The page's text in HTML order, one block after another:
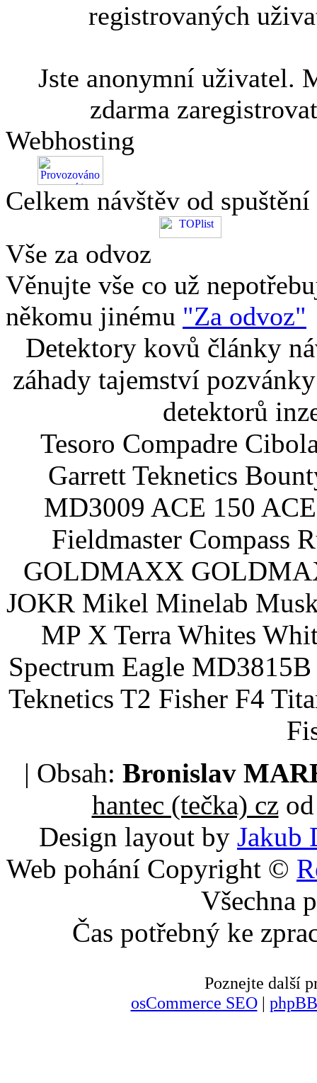
registrovaných
Jste anonymní uživatel.
zdarma
Webhosting
Celkem návštěv od
Vše za odvoz
Věnujte vše co už
někomu jinému "Za odvoz"
Detektory kovů články
záhady tajemství
detektorů
Tesoro Compadre
Garrett Teknetics
MD3009 ACE 150
Fieldmaster Compass
GOLDMAXX
JOKR Mikel Minelab
MP X Terra Whites
Spectrum Eagle
Teknetics T2 Fisher F4
| Obsah: Bronislav
hantec (tečka) czod
Design layout by Jakub
Web pohání Copyright ©
Všechna
Čas potřebný ke
Poznejte další
osCommerce SEO|